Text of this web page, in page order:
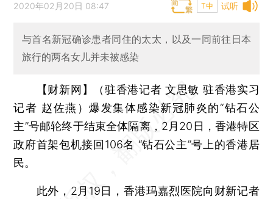
试听
2020年02月20日 08:47 T中
与首名新冠确诊患者同住的太太，以及一同前往日本
旅行的两名女儿并未被感染
【财新网】（驻香港记者 文思敏 驻香港实习
记者 赵佐燕）爆发集体感染新冠肺炎的“钻石公
主”号邮轮终于结束全体隔离，2月20日，香港特区
政府首架包机接回106名 “钻石公主”号上的香港居
民。
此外，2月19日，香港玛嘉烈医院向财新记者